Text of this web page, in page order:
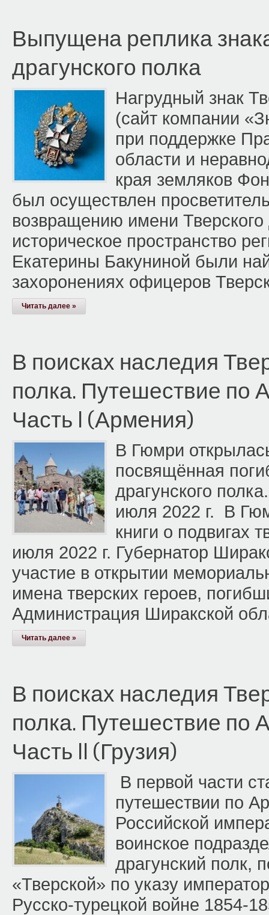
Выпущена реплика
драгунского полка
Нагрудный знак
(сайт компании
при поддержке
области и
края земляков
был осуществлен
возвращению имени Тверского
историческое пространство
Екатерины Бакуниной были
захоронениях офицеров
Читать далее »
В поисках наследия
полка. Путешествие по
Часть I (Армения)
В Гюмри
посвящённая
драгунского
июля 2022 г. В
книги о подвигах
июля 2022 г. Губернатор
участие в открытии
имена тверских героев,
Администрация Ширакской
Читать далее »
В поисках наследия
полка. Путешествие по
Часть II (Грузия)
В первой части
путешествии по
Российской
воинское
драгунский полк,
«Тверской» по указу
Русско-турецкой войне 1854-